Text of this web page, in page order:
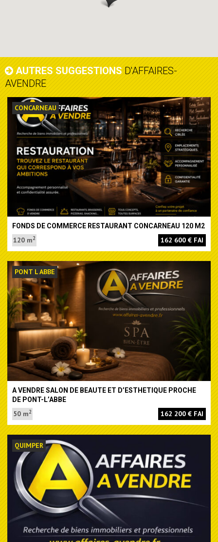
AUTRES SUGGESTIONS D'AFFAIRES-
AVENDRE
CONCARNEAU
FONDS DE COMMERCE RESTAURANT CONCARNEAU 120 M2
120 m2 162 600 € FAI
PONT L ABBE
A VENDRE SALON DE BEAUTE ET D’ESTHETIQUE PROCHE
DE PONT-L’ABBE
50 m2 162 200 € FAI
QUIMPER